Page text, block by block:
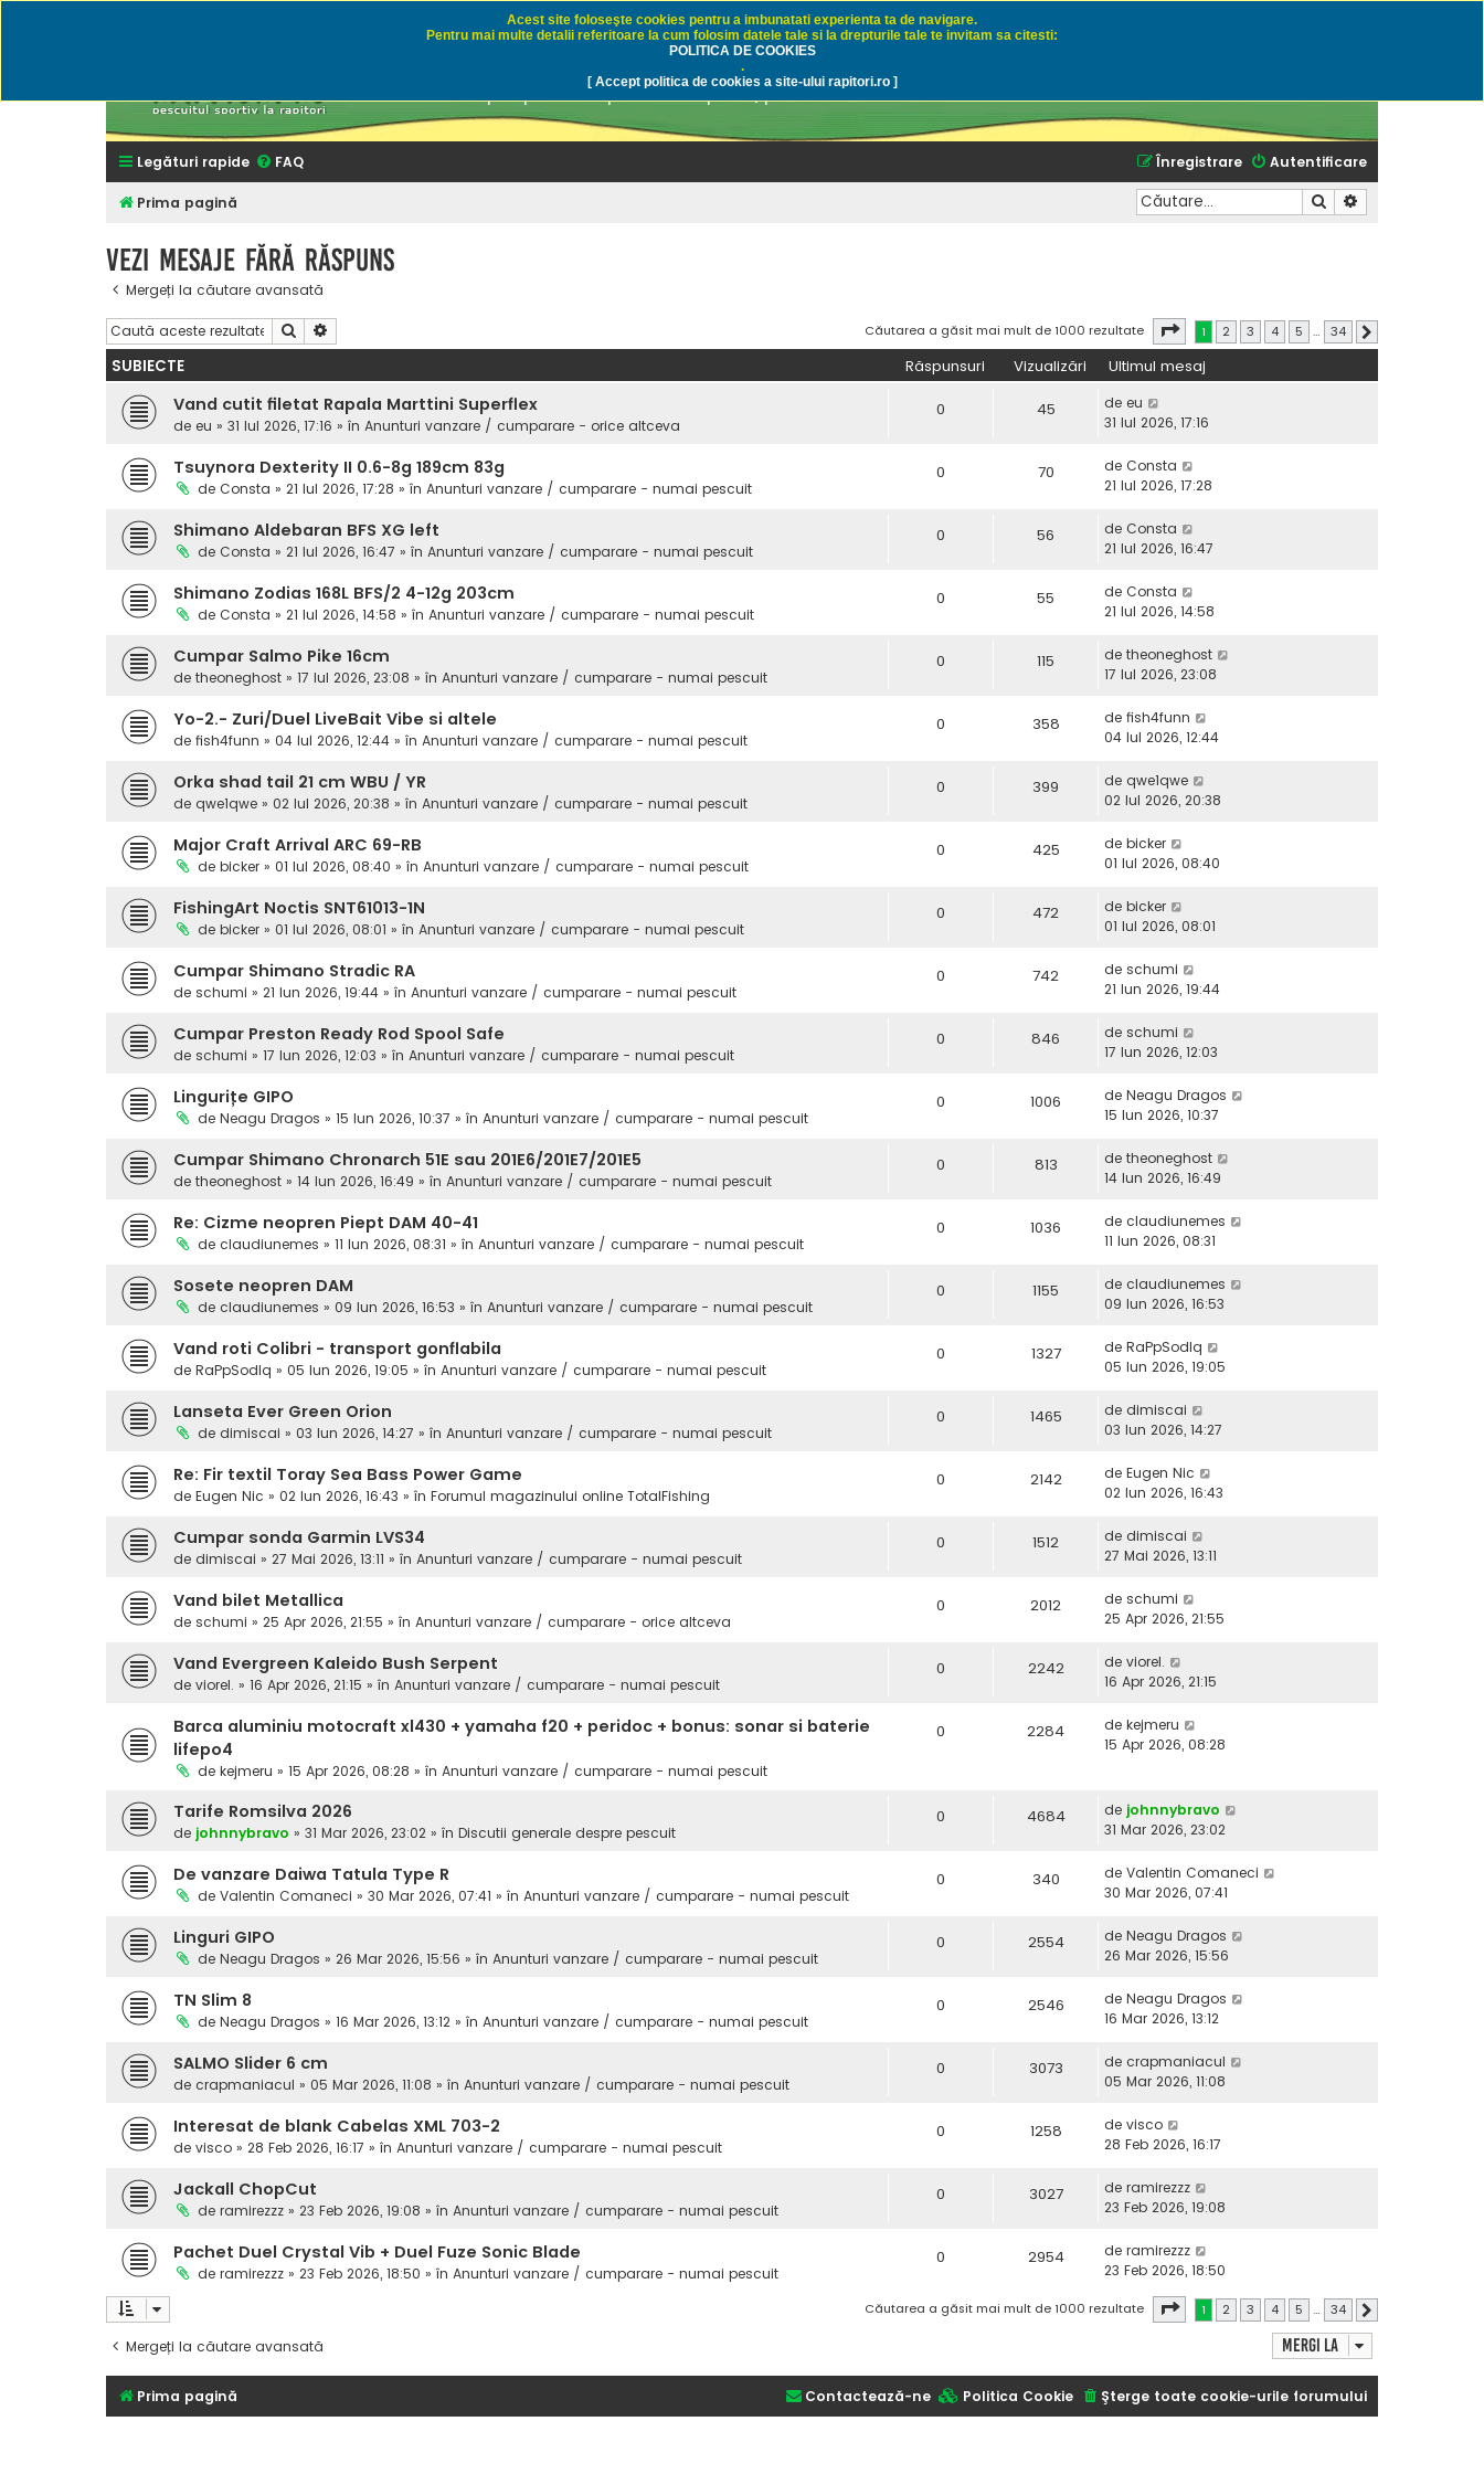
Rapitori.ro - Pescuit sportiv
Discutii despre pescuit sportiv la rapitori, pescuitul cu naluci sau momeli naturale
Legături rapide FAQ Autentificare
Înregistrare
Prima pagină Căutare
Vezi mesaje fără răspuns
Mergeți la căutare avansată
Căutare Căutarea a găsit mai mult de 1000 rezultate Pagina1 din 34
1 2 3 4 5 … 34
SUBIECTE Răspunsuri Vizualizări Ultimul mesaj
Vand cutit filetat Rapala Marttini Superflex
de eu » 31 Iul 2026, 17:16 » în Anunturi vanzare / cumparare - orice altceva
0 45 de eu
31 Iul 2026, 17:16
Tsuynora Dexterity II 0.6-8g 189cm 83g
de Consta » 21 Iul 2026, 17:28 » în Anunturi vanzare / cumparare - numai pescuit
0 70 de Consta
21 Iul 2026, 17:28
Shimano Aldebaran BFS XG left
de Consta » 21 Iul 2026, 16:47 » în Anunturi vanzare / cumparare - numai pescuit
0 56 de Consta
21 Iul 2026, 16:47
Shimano Zodias 168L BFS/2 4-12g 203cm
de Consta » 21 Iul 2026, 14:58 » în Anunturi vanzare / cumparare - numai pescuit
0 55 de Consta
21 Iul 2026, 14:58
Cumpar Salmo Pike 16cm
de theoneghost » 17 Iul 2026, 23:08 » în Anunturi vanzare / cumparare - numai pescuit
0 115 de theoneghost
17 Iul 2026, 23:08
Yo-2.- Zuri/Duel LiveBait Vibe si altele
de fish4funn » 04 Iul 2026, 12:44 » în Anunturi vanzare / cumparare - numai pescuit
0 358 de fish4funn
04 Iul 2026, 12:44
Orka shad tail 21 cm WBU / YR
de qwe1qwe » 02 Iul 2026, 20:38 » în Anunturi vanzare / cumparare - numai pescuit
0 399 de qwe1qwe
02 Iul 2026, 20:38
Major Craft Arrival ARC 69-RB
de bicker » 01 Iul 2026, 08:40 » în Anunturi vanzare / cumparare - numai pescuit
0 425 de bicker
01 Iul 2026, 08:40
FishingArt Noctis SNT61013-1N
de bicker » 01 Iul 2026, 08:01 » în Anunturi vanzare / cumparare - numai pescuit
0 472 de bicker
01 Iul 2026, 08:01
Cumpar Shimano Stradic RA
de schumi » 21 Iun 2026, 19:44 » în Anunturi vanzare / cumparare - numai pescuit
0 742 de schumi
21 Iun 2026, 19:44
Cumpar Preston Ready Rod Spool Safe
de schumi » 17 Iun 2026, 12:03 » în Anunturi vanzare / cumparare - numai pescuit
0 846 de schumi
17 Iun 2026, 12:03
Lingurițe GIPO
de Neagu Dragos » 15 Iun 2026, 10:37 » în Anunturi vanzare / cumparare - numai pescuit
0 1006 de Neagu Dragos
15 Iun 2026, 10:37
Cumpar Shimano Chronarch 51E sau 201E6/201E7/201E5
de theoneghost » 14 Iun 2026, 16:49 » în Anunturi vanzare / cumparare - numai pescuit
0 813 de theoneghost
14 Iun 2026, 16:49
Re: Cizme neopren Piept DAM 40-41
de claudiunemes » 11 Iun 2026, 08:31 » în Anunturi vanzare / cumparare - numai pescuit
0 1036 de claudiunemes
11 Iun 2026, 08:31
Sosete neopren DAM
de claudiunemes » 09 Iun 2026, 16:53 » în Anunturi vanzare / cumparare - numai pescuit
0 1155 de claudiunemes
09 Iun 2026, 16:53
Vand roti Colibri - transport gonflabila
de RaPpSodIq » 05 Iun 2026, 19:05 » în Anunturi vanzare / cumparare - numai pescuit
0 1327 de RaPpSodIq
05 Iun 2026, 19:05
Lanseta Ever Green Orion
de dimiscai » 03 Iun 2026, 14:27 » în Anunturi vanzare / cumparare - numai pescuit
0 1465 de dimiscai
03 Iun 2026, 14:27
Re: Fir textil Toray Sea Bass Power Game
de Eugen Nic » 02 Iun 2026, 16:43 » în Forumul magazinului online TotalFishing
0 2142 de Eugen Nic
02 Iun 2026, 16:43
Cumpar sonda Garmin LVS34
de dimiscai » 27 Mai 2026, 13:11 » în Anunturi vanzare / cumparare - numai pescuit
0 1512 de dimiscai
27 Mai 2026, 13:11
Vand bilet Metallica
de schumi » 25 Apr 2026, 21:55 » în Anunturi vanzare / cumparare - orice altceva
0 2012 de schumi
25 Apr 2026, 21:55
Vand Evergreen Kaleido Bush Serpent
de viorel. » 16 Apr 2026, 21:15 » în Anunturi vanzare / cumparare - numai pescuit
0 2242 de viorel.
16 Apr 2026, 21:15
Barca aluminiu motocraft xl430 + yamaha f20 + peridoc + bonus: sonar si baterie
lifepo4
de kejmeru » 15 Apr 2026, 08:28 » în Anunturi vanzare / cumparare - numai pescuit
0 2284 de kejmeru
15 Apr 2026, 08:28
Tarife Romsilva 2026
de johnnybravo » 31 Mar 2026, 23:02 » în Discutii generale despre pescuit
0 4684 de johnnybravo
31 Mar 2026, 23:02
De vanzare Daiwa Tatula Type R
de Valentin Comaneci » 30 Mar 2026, 07:41 » în Anunturi vanzare / cumparare - numai pescuit
0 340 de Valentin Comaneci
30 Mar 2026, 07:41
Linguri GIPO
de Neagu Dragos » 26 Mar 2026, 15:56 » în Anunturi vanzare / cumparare - numai pescuit
0 2554 de Neagu Dragos
26 Mar 2026, 15:56
TN Slim 8
de Neagu Dragos » 16 Mar 2026, 13:12 » în Anunturi vanzare / cumparare - numai pescuit
0 2546 de Neagu Dragos
16 Mar 2026, 13:12
SALMO Slider 6 cm
de crapmaniacul » 05 Mar 2026, 11:08 » în Anunturi vanzare / cumparare - numai pescuit
0 3073 de crapmaniacul
05 Mar 2026, 11:08
Interesat de blank Cabelas XML 703-2
de visco » 28 Feb 2026, 16:17 » în Anunturi vanzare / cumparare - numai pescuit
0 1258 de visco
28 Feb 2026, 16:17
Jackall ChopCut
de ramirezzz » 23 Feb 2026, 19:08 » în Anunturi vanzare / cumparare - numai pescuit
0 3027 de ramirezzz
23 Feb 2026, 19:08
Pachet Duel Crystal Vib + Duel Fuze Sonic Blade
de ramirezzz » 23 Feb 2026, 18:50 » în Anunturi vanzare / cumparare - numai pescuit
0 2954 de ramirezzz
23 Feb 2026, 18:50
Căutarea a găsit mai mult de 1000 rezultate Pagina1 din 34
1 2 3 4 5 … 34
Mergeți la căutare avansată Mergi la
Acest site foloseşte cookies pentru a imbunatati experienta ta de navigare.
Pentru mai multe detalii referitoare la cum folosim datele tale si la drepturile tale te invitam sa citesti:
POLITICA DE COOKIES
.
[ Accept politica de cookies a site-ului rapitori.ro ]
Prima pagină Şterge toate cookie-urile forumului
Politica Cookie
Contactează-ne